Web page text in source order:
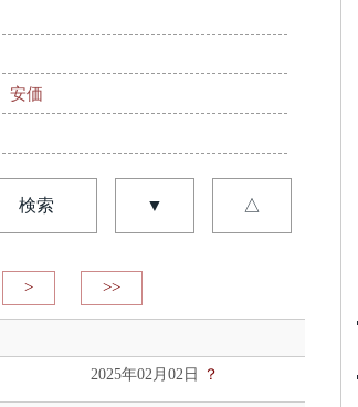
安価
検索 ▼ △
> >>
2025年02月02日 ？